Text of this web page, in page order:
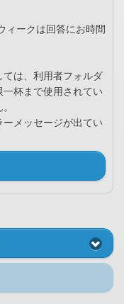
ィークは回答にお時間
ては、利用者フォルダ
杯まで使用されてい
メッセージが出てい